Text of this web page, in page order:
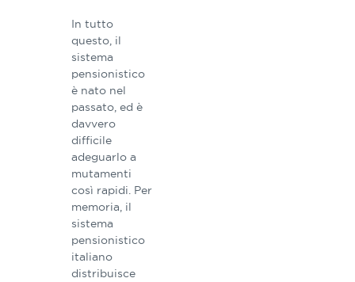
In tutto
questo, il
sistema
pensionistico
è nato nel
passato, ed è
davvero
difficile
adeguarlo a
mutamenti
così rapidi. Per
memoria, il
sistema
pensionistico
italiano
distribuisce